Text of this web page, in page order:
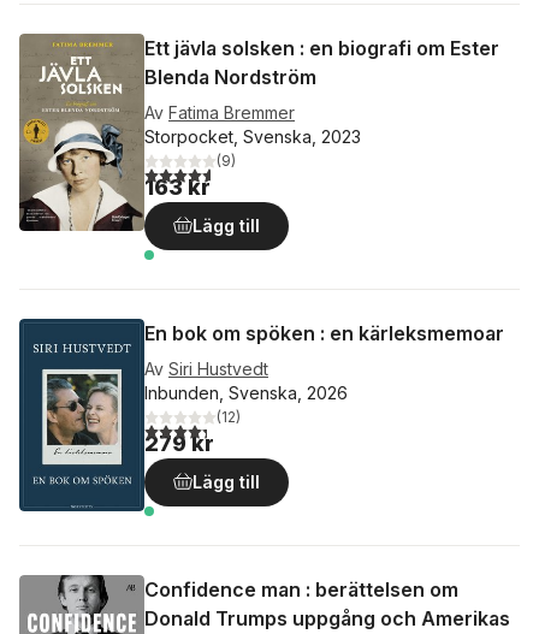
Ett jävla solsken : en biografi om Ester
Blenda Nordström
Av Fatima Bremmer
Storpocket, Svenska, 2023
4,6utav 5 stjärnor. Totalt antal röster:
(9)
163 kr
Lägg till
En bok om spöken : en kärleksmemoar
Av Siri Hustvedt
Inbunden, Svenska, 2026
4,3utav 5 stjärnor. Totalt antal röster:
(12)
279 kr
Lägg till
Confidence man : berättelsen om
Donald Trumps uppgång och Amerikas